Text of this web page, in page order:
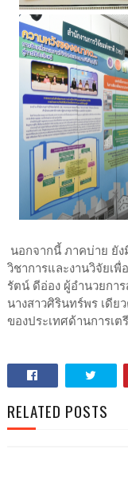
นอกจากนี้ ภาคบ่าย ยั
วิชาการและงานวิจัยเ
รัตน์ ดีอ่อง ผู้อำนวยกา
นางสาวศิรินทร์พร เดีย
ของประเทศด้านการเ
RELATED POSTS